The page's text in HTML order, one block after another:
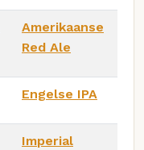
Amerikaanse
Red Ale
Engelse IPA
Imperial